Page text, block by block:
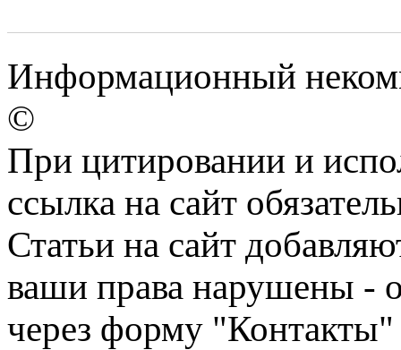
Информационный
©
При цитировании и
ссылка на сайт
Статьи на сайт
ваши права нарушены -
через форму "Контакты"